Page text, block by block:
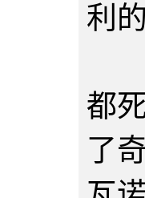
利
「
都
了